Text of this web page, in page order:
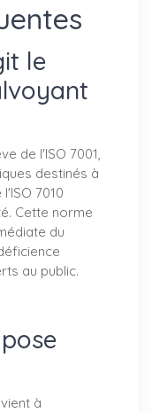
le
de l'ISO 7001,
destinés à
7010
Cette norme
du
au public.
à